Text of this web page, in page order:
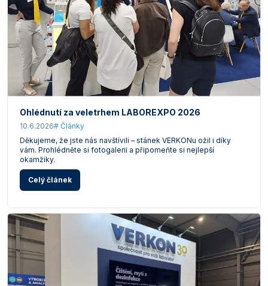
Ohlédnutí za veletrhem LABOREXPO 2026
10.6.2026# Články
Děkujeme, že jste nás navštívili – stánek VERKONu ožil i díky
vám. Prohlédněte si fotogalerii a připomeňte si nejlepší
okamžiky.
Celý článek